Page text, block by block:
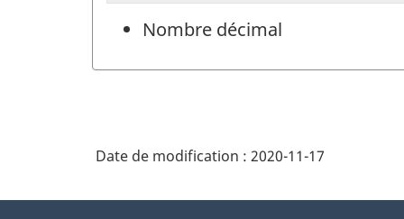
Nombre décimal
Date de modification : 2020-11-17